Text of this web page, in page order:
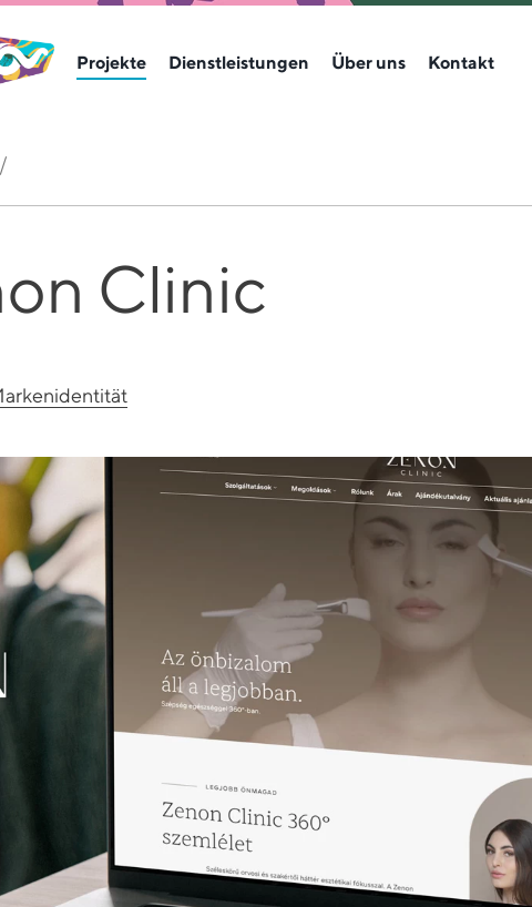
Projekte Dienstleistungen Über uns Kontakt
Clinic